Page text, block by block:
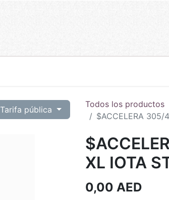
Tarifa pública
Todos los productos
$ACCELERA 305/
XL IOTA
0,00 AED